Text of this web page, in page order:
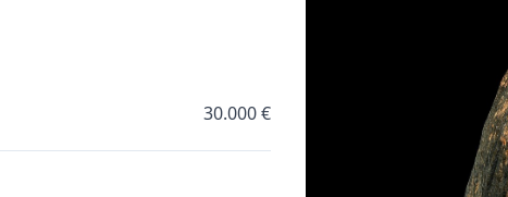
30.000 €